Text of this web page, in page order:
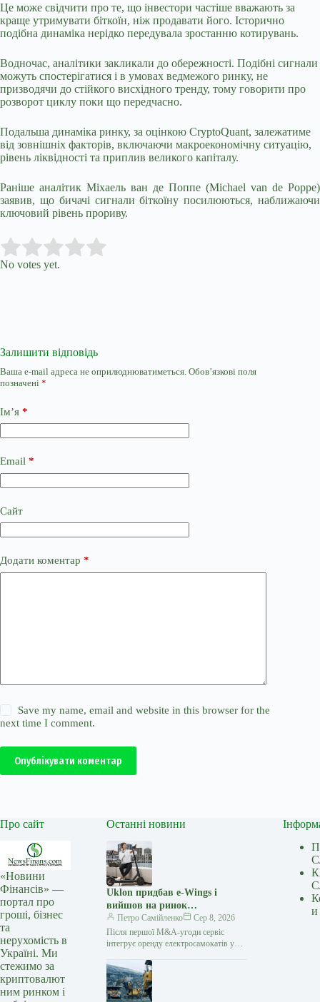
Це може свідчити про те, що інвестори частіше вважають за
краще утримувати біткоїн, ніж продавати його. Історично
подібна динаміка нерідко передувала зростанню котирувань.
Водночас, аналітики закликали до обережності. Подібні сигнали
можуть спостерігатися і в умовах ведмежого ринку, не
призводячи до стійкого висхідного тренду, тому говорити про
розворот циклу поки що передчасно.
Подальша динаміка ринку, за оцінкою CryptoQuant, залежатиме
від зовнішніх факторів, включаючи макроекономічну ситуацію,
рівень ліквідності та приплив великого капіталу.
Раніше аналітик Міхаель ван де Поппе (Michael van de Poppe)
заявив, що бичачі сигнали біткоїну посилюються, наближаючи
ключовий рівень прориву.
Rate this item:
No votes yet.
Залишити відповідь
Ваша e-mail адреса не оприлюднюватиметься. Обов’язкові поля
позначені *
Ім’я *
Email *
Сайт
Додати коментар *
Save my name, email and website in this browser for the
next time I comment.
Опублікувати коментар
Про сайт
«Новини
Фінансів» —
портал про
гроші, бізнес
та
нерухомість в
Україні. Ми
стежимо за
криптовалют
ним ринком і
Останні новини
Uklon придбав e-Wings і
вийшов на ринок
електросамокатів
Петро Самійленко
Сер 8, 2026
Після першої M&A-угоди сервіс
інтегрує оренду електросамокатів у
екосистему міської мобільності
Українська технологічна компанія
Uklon завершила…
и